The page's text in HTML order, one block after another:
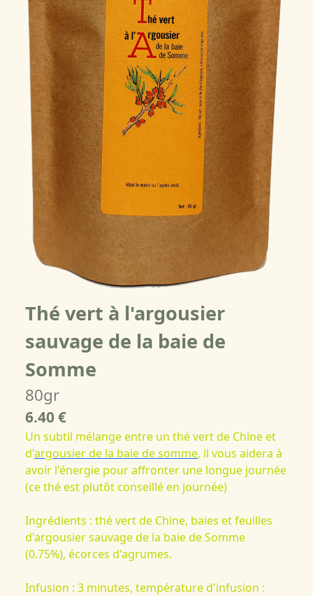
Thé vert à l'argousier
sauvage de la baie de
Somme
80gr
6.40 €
Un subtil mélange entre un thé vert de Chine et
d'argousier de la baie de somme, il vous aidera à
avoir l'énergie pour affronter une longue journée
(ce thé est plutôt conseillé en journée)
Ingrédients : thé vert de Chine, baies et feuilles
d'argousier sauvage de la baie de Somme
(0.75%), écorces d'agrumes.
Infusion : 3 minutes, température d'infusion :